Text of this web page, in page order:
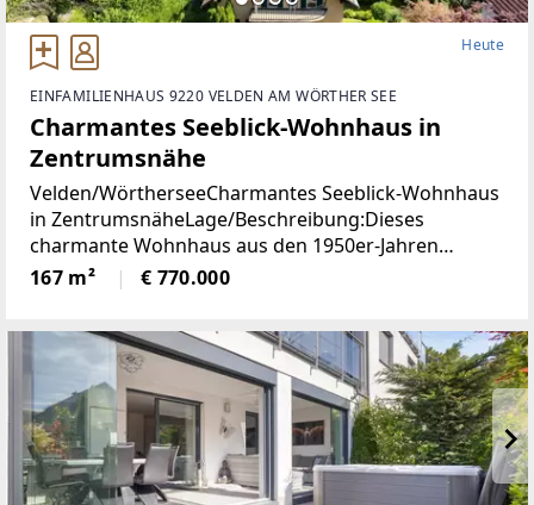
Heute
EINFAMILIENHAUS 9220 VELDEN AM WÖRTHER SEE
Charmantes Seeblick-Wohnhaus in
Zentrumsnähe
Velden/WörtherseeCharmantes Seeblick-Wohnhaus
in ZentrumsnäheLage/Beschreibung:Dieses
charmante Wohnhaus aus den 1950er-Jahren
vereint eine hervorragende Aussichtslage mit viel
Potenzial zur Verwirklichung individueller
167 m² € 770.000